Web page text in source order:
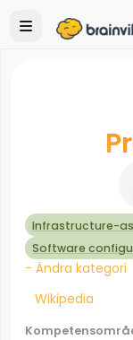
Infrastructure-
Software
- Ändra kategori
Wikipedia